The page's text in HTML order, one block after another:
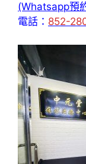
(Whatsapp預
電話： 852-